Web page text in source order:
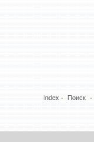
Index Поиск